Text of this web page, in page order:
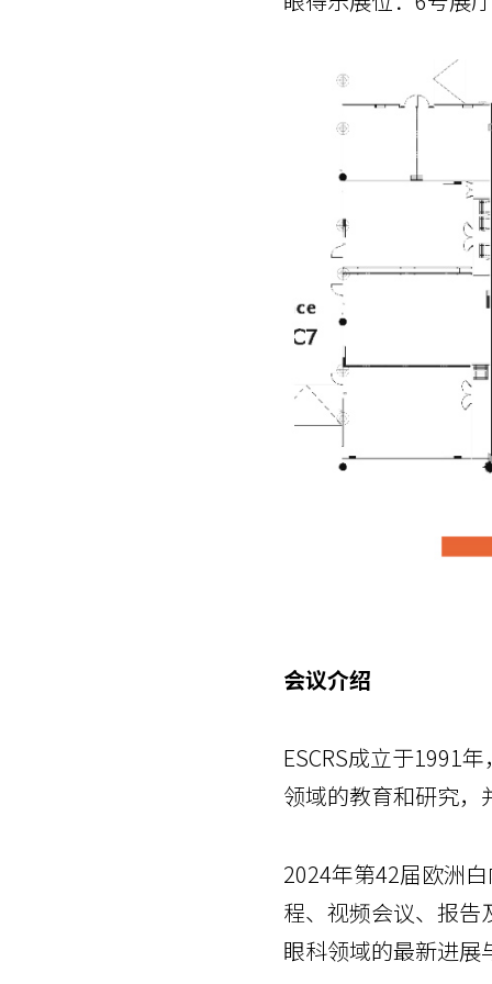
会议介绍
ESCRS成立于1991
领域的教育和研究，
2024年第42届欧洲
程、视频会议、报
眼科领域的最新进展